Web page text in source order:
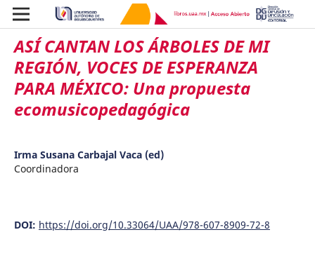
ASÍ CANTAN LOS ÁRBOLES DE MI
REGIÓN, VOCES DE ESPERANZA
PARA MÉXICO: Una propuesta
ecomusicopedagógica
Irma Susana Carbajal Vaca (ed)
Coordinadora
DOI: https://doi.org/10.33064/UAA/978-607-8909-72-8